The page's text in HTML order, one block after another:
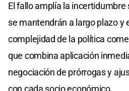
El fallo amplía la incertidumbre
se mantendrán a largo plazo y
complejidad de la política
que combina aplicación
negociación de prórrogas y
con cada socio económico.